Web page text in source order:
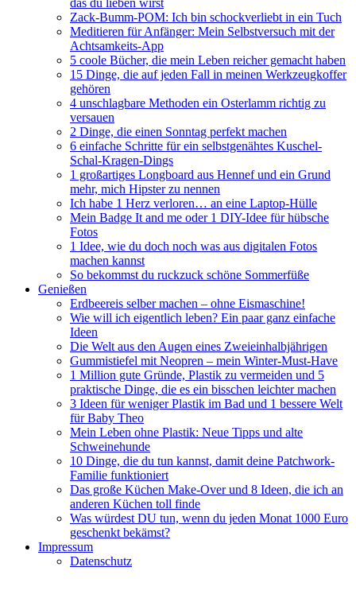
Zack-Bumm-POM: Ich bin schockverliebt in ein Tuch
Meditieren für Anfänger: Mein Selbstversuch mit der
Achtsamkeits-App
5 coole Bücher, die mein Leben reicher gemacht haben
15 Dinge, die auf jeden Fall in meinen Werkzeugkoffer
gehören
4 unschlagbare Methoden ein Osterlamm richtig zu
versauen
2 Dinge, die einen Sonntag perfekt machen
6 einfache Schritte für ein selbstgenähtes Kuschel-
Schal-Kragen-Dings
1 großartiges Longboard aus Hennef und ein Grund
mehr, mich Hipster zu nennen
Ich habe 1 Herz verloren… an eine Laptop-Hülle
Mein Badge It and me oder 1 DIY-Idee für hübsche
Fotos
1 Idee, wie du doch noch was aus digitalen Fotos
machen kannst
So bekommst du ruckzuck schöne Sommerfüße
Genießen
Erdbeereis selber machen – ohne Eismaschine!
Wie will ich eigentlich leben? Ein paar ganz einfache
Ideen
Die Welt aus den Augen eines Zweieinhalbjährigen
Gummistiefel mit Neopren – mein Winter-Must-Have
1 Million gute Gründe, Plastik zu vermeiden und 5
praktische Dinge, die es ein bisschen leichter machen
3 Ideen für weniger Plastik im Bad und 1 bessere Welt
für Baby Theo
Mein Leben ohne Plastik: Neue Tipps und alte
Schweinehunde
10 Dinge, die du tun kannst, damit deine Patchwork-
Familie funktioniert
Das große Küchen Make-Over und 8 Ideen, die ich an
anderen Küchen toll finde
Was würdest DU tun, wenn du jeden Monat 1000 Euro
geschenkt bekämst?
Impressum
Datenschutz